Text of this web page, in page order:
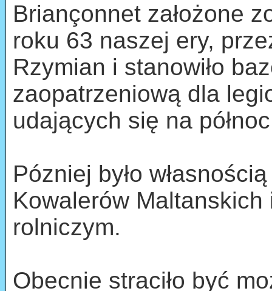
Briançonnet założone
roku 63 naszej ery,
Rzymian i stanowiło
zaopatrzeniową dla
udających się na
Pózniej było własnością
Kowalerów
rolniczym.
Obecnie straciło być